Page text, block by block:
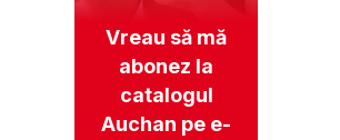
Vreau să mă
abonez la
catalogul
Auchan pe e-